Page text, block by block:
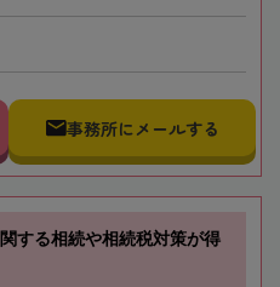
事務所にメールする
する相続や相続税対策が得